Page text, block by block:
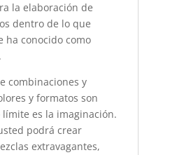
la elaboración de
dentro de lo que
ha conocido como
combinaciones y
y formatos son
es la imaginación.
podrá crear
extravagantes,